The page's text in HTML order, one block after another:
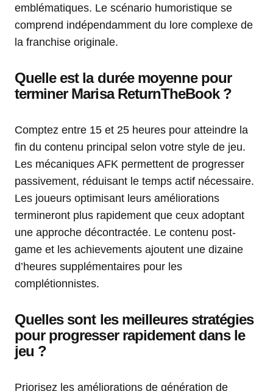
emblématiques. Le scénario humoristique se
comprend indépendamment du lore complexe de
la franchise originale.
Quelle est la durée moyenne pour
terminer Marisa ReturnTheBook ?
Comptez entre 15 et 25 heures pour atteindre la
fin du contenu principal selon votre style de jeu.
Les mécaniques AFK permettent de progresser
passivement, réduisant le temps actif nécessaire.
Les joueurs optimisant leurs améliorations
termineront plus rapidement que ceux adoptant
une approche décontractée. Le contenu post-
game et les achievements ajoutent une dizaine
d’heures supplémentaires pour les
complétionnistes.
Quelles sont les meilleures stratégies
pour progresser rapidement dans le
jeu ?
Priorisez les améliorations de génération de